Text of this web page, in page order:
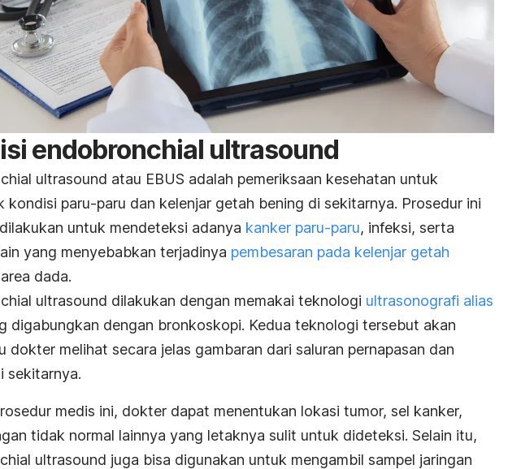
endobronchial ultrasound
ultrasound atau EBUS adalah pemeriksaan kesehatan untuk
kondisi paru-paru dan kelenjar getah bening di sekitarnya. Prosedur ini
untuk mendeteksi adanya kanker paru-paru, infeksi, serta
yang menyebabkan terjadinya pembesaran pada kelenjar getah
dada.
ultrasound dilakukan dengan memakai teknologi ultrasonografi alias
digabungkan dengan bronkoskopi. Kedua teknologi tersebut akan
dokter melihat secara jelas gambaran dari saluran pernapasan dan
sekitarnya.
medis ini, dokter dapat menentukan lokasi tumor, sel kanker,
tidak normal lainnya yang letaknya sulit untuk dideteksi. Selain itu,
ultrasound juga bisa digunakan untuk mengambil sampel jaringan